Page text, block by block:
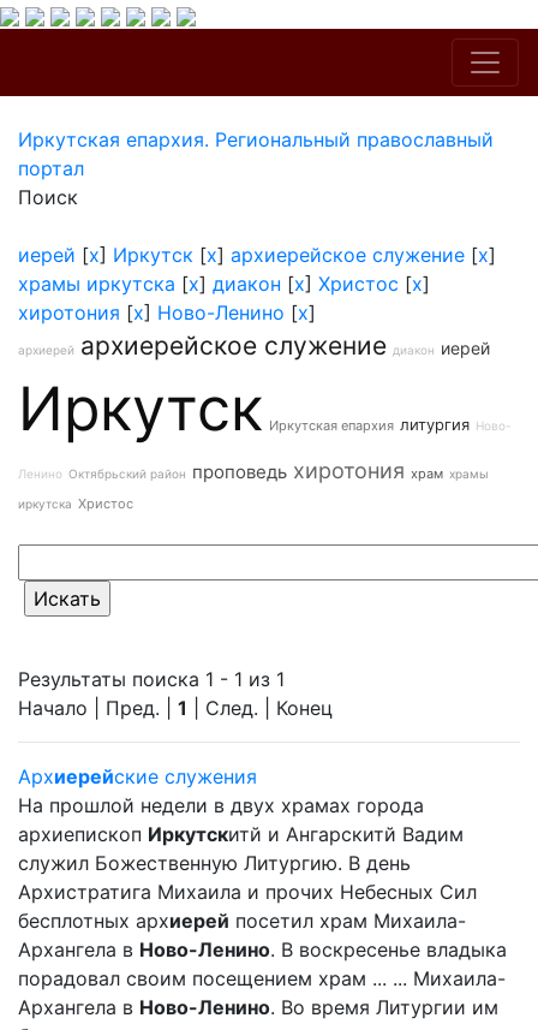
Иркутская епархия. Региональный православный
портал
Поиск
иерей [x] Иркутск [x] архиерейское служение [x]
храмы иркутска [x] диакон [x] Христос [x]
хиротония [x] Ново-Ленино [x]
архиерей архиерейское служение диакон иерей
Иркутск Иркутская епархия литургия Ново-
Ленино Октябрьский район проповедь хиротония храм храмы
иркутска Христос
Результаты поиска 1 - 1 из 1
Начало | Пред. | 1 | След. | Конец
Архиерейские служения
На прошлой недели в двух храмах города
архиепископ Иркутскитй и Ангарскитй Вадим
служил Божественную Литургию. В день
Архистратига Михаила и прочих Небесных Сил
бесплотных архиерей посетил храм Михаила-
Архангела в Ново-Ленино. В воскресенье владыка
порадовал своим посещением храм ... ... Михаила-
Архангела в Ново-Ленино. Во время Литургии им